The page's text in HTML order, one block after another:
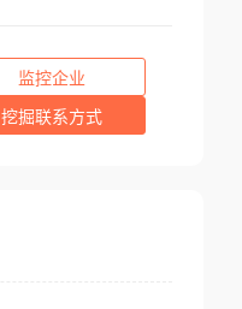
监控企业
挖掘联系方式